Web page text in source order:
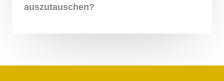
auszutauschen?